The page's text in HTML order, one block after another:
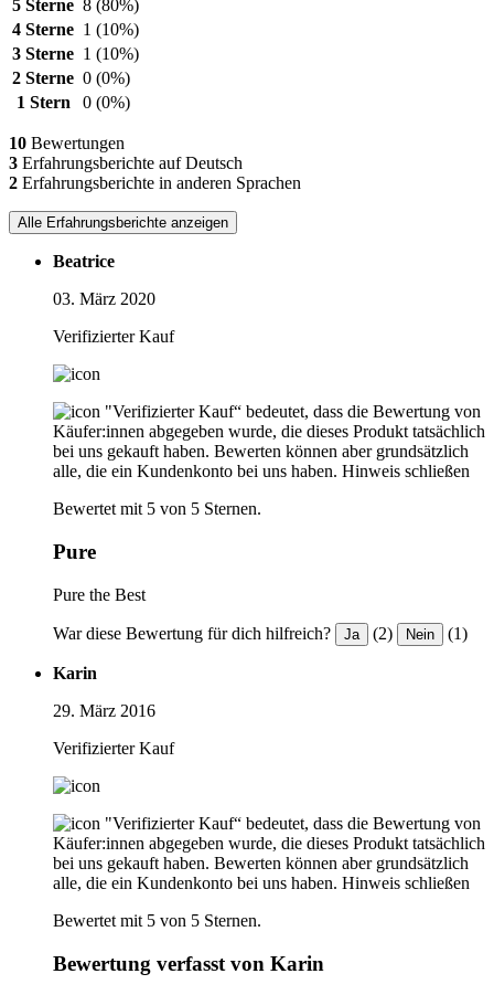
5 Sterne 8 (80%)
4 Sterne 1 (10%)
3 Sterne 1 (10%)
2 Sterne 0 (0%)
1 Stern
0 (0%)
10 Bewertungen
3 Erfahrungsberichte auf Deutsch
2 Erfahrungsberichte in anderen Sprachen
Alle Erfahrungsberichte anzeigen
Beatrice
03. März 2020
Verifizierter Kauf
"Verifizierter Kauf“ bedeutet, dass die Bewertung von
Käufer:innen abgegeben wurde, die dieses Produkt tatsächlich
bei uns gekauft haben. Bewerten können aber grundsätzlich
alle, die ein Kundenkonto bei uns haben. Hinweis schließen
Bewertet mit 5 von 5 Sternen.
Pure
Pure the Best
War diese Bewertung für dich hilfreich? Ja (2) Nein (1)
Karin
29. März 2016
Verifizierter Kauf
"Verifizierter Kauf“ bedeutet, dass die Bewertung von
Käufer:innen abgegeben wurde, die dieses Produkt tatsächlich
bei uns gekauft haben. Bewerten können aber grundsätzlich
alle, die ein Kundenkonto bei uns haben. Hinweis schließen
Bewertet mit 5 von 5 Sternen.
Bewertung verfasst von Karin